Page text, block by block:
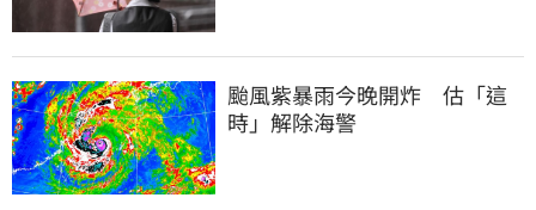
颱風紫暴雨今晚開炸　估「這
時」解除海警